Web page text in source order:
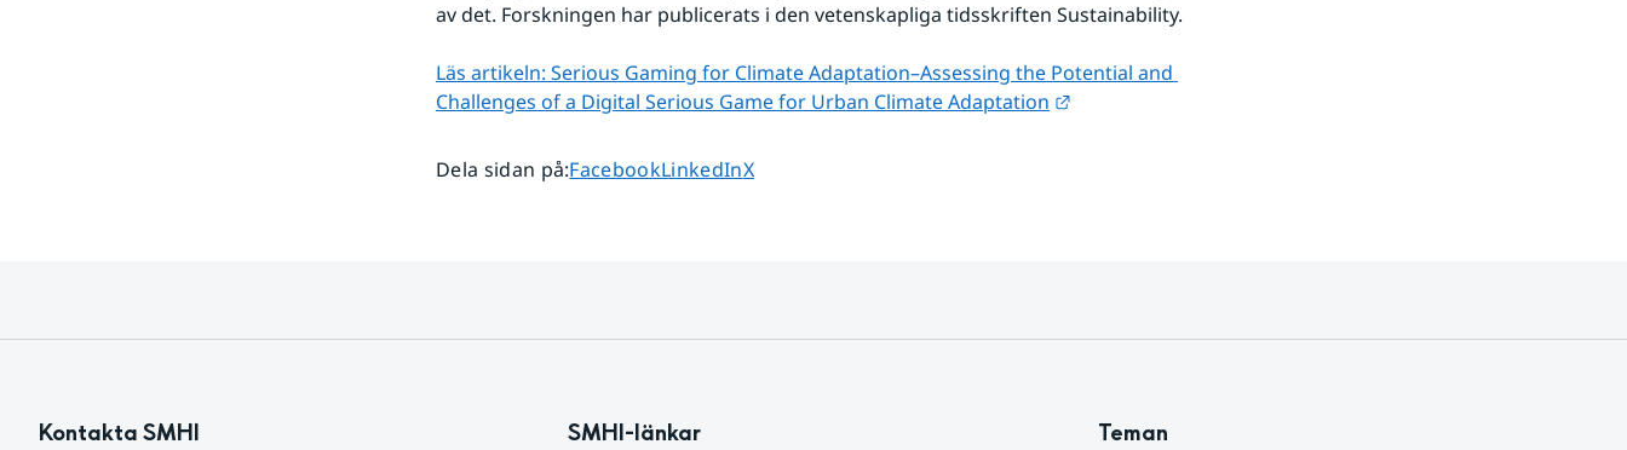
av det. Forskningen har publicerats i den vetenskapliga tidsskriften Sustainability.
Läs artikeln: Serious Gaming for Climate Adaptation–Assessing the Potential and
Challenges of a Digital Serious Game for Urban Climate Adaptation
Länk till annan webbplats.
Dela sidan på:Dela sidan på
FacebookDela sidan på
LinkedInDela sidan på
X
Kontakta SMHI SMHI-länkar Teman